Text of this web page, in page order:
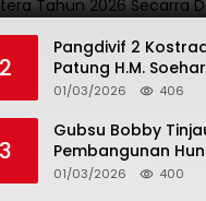
2
Pangdivif 2
Patung H.M.
01/03/2026 406
3
Gubsu Bobby
Pembangunan
Tapteng
01/03/2026 400